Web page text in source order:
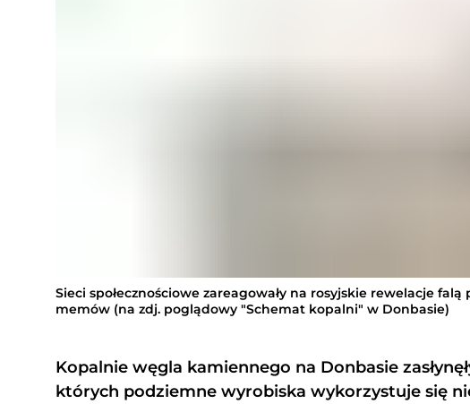
Sieci społecznościowe zareagowały na rosyjskie rewelacje falą
memów (na zdj. poglądowy "Schemat kopalni" w Donbasie)
Kopalnie węgla kamiennego na Donbasie
których podziemne wyrobiska wykorzystuje się